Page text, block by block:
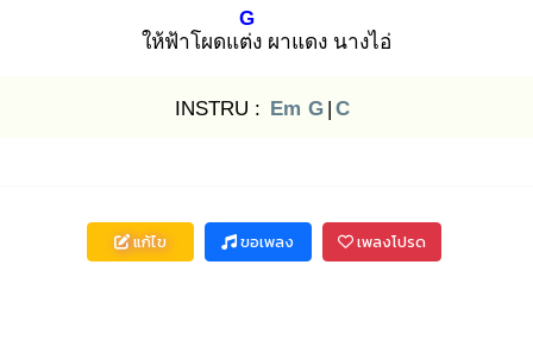
ให้ฟ้าโผดแต่ง
G
ผาแดง นางไอ่
INSTRU : Em G | C
แก้ไข ขอเพลง เพลงโปรด